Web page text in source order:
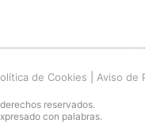
de Cookies Aviso de
reservados.
con palabras.